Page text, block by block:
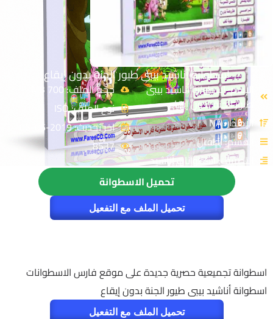
اسطوانة أناشيد بيبى طيور الجنة بدون إيقاع
الإسم: اسطوانة أناشيد بيبى
طيور الجنة بدون إيقاع
الإصدار: NA
القسم: أطفال
التصنيف: اسطوانات أناشيد
حجم الملف: 700 MB
نوع الملف: ISO
اخر تحديث: 2019-06-06
8537
تحميل الاسطوانة
تحميل الملف مع التفعيل
اسطوانة تجميعية حصرية جديدة على موقع فارس الاسطوانات
اسطوانة أناشيد بيبى طيور الجنة بدون إيقاع
تحميل الملف مع التفعيل